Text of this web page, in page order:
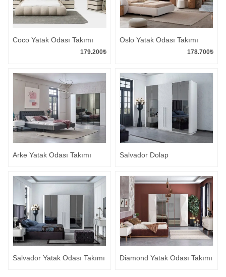
Coco Yatak Odası Takımı
179.200₺
Oslo Yatak Odası Takımı
178.700₺
Arke Yatak Odası Takımı Salvador Dolap
Salvador Yatak Odası Takımı Diamond Yatak Odası Takımı